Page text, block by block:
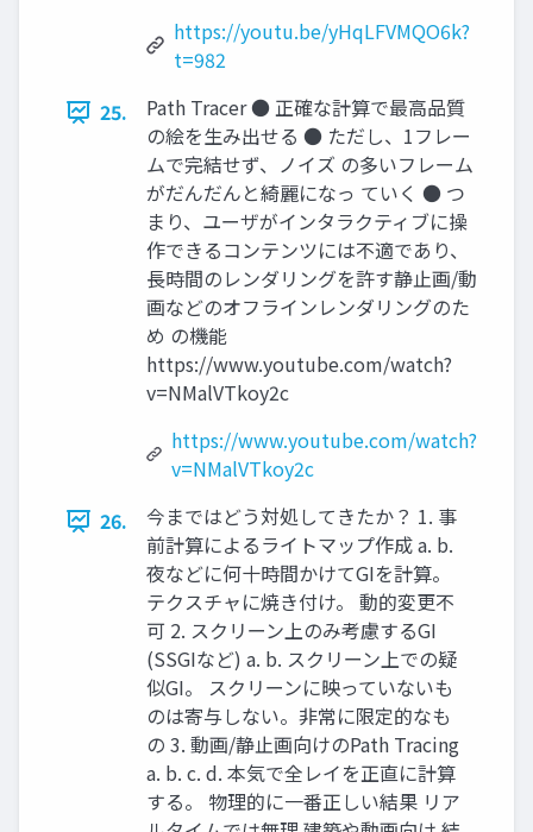
https://youtu.be/yHqLFVMQO6k?
t=982
25.
Path Tracer ● 正確な計算で最高品質
の絵を生み出せる ● ただし、1フレー
ムで完結せず、ノイズ の多いフレーム
がだんだんと綺麗になっ ていく ● つ
まり、ユーザがインタラクティブに操
作できるコンテンツには不適であり、
長時間のレンダリングを許す静止画/動
画などのオフラインレンダリングのた
め の機能
https://www.youtube.com/watch?
v=NMalVTkoy2c
https://www.youtube.com/watch?
v=NMalVTkoy2c
26.
今まではどう対処してきたか？ 1. 事
前計算によるライトマップ作成 a. b.
夜などに何十時間かけてGIを計算。
テクスチャに焼き付け。 動的変更不
可 2. スクリーン上のみ考慮するGI
(SSGIなど) a. b. スクリーン上での疑
似GI。 スクリーンに映っていないも
のは寄与しない。非常に限定的なも
の 3. 動画/静止画向けのPath Tracing
a. b. c. d. 本気で全レイを正直に計算
する。 物理的に一番正しい結果 リア